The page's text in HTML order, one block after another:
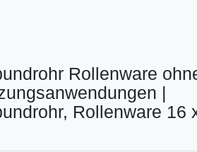
Rollenware
|
Rollenware 16